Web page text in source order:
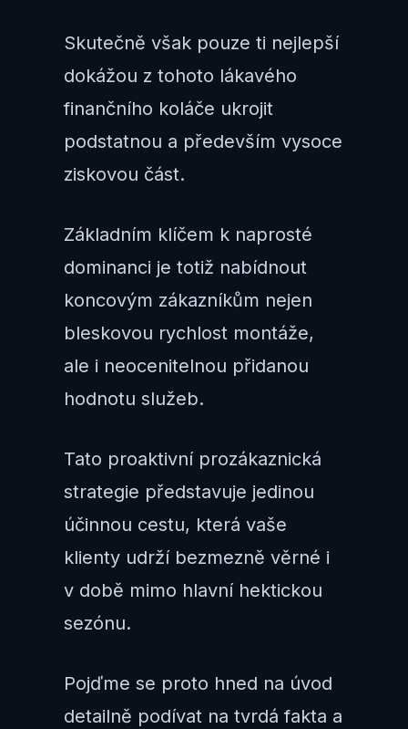
Skutečně však pouze ti nejlepší
dokážou z tohoto lákavého
finančního koláče ukrojit
podstatnou a především vysoce
ziskovou část.
Základním klíčem k naprosté
dominanci je totiž nabídnout
koncovým zákazníkům nejen
bleskovou rychlost montáže,
ale i neocenitelnou přidanou
hodnotu služeb.
Tato proaktivní prozákaznická
strategie představuje jedinou
účinnou cestu, která vaše
klienty udrží bezmezně věrné i
v době mimo hlavní hektickou
sezónu.
Pojďme se proto hned na úvod
detailně podívat na tvrdá fakta a